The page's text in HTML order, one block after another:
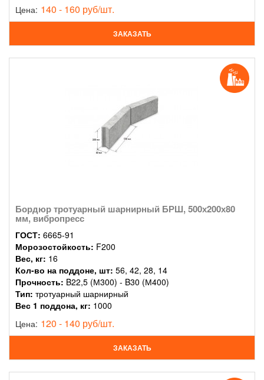
Цена: 140 - 160 руб/шт.
ЗАКАЗАТЬ
Бордюр тротуарный шарнирный БРШ, 500х200х80
мм, вибропресс
ГОСТ: 6665-91
Морозостойкость: F200
Вес, кг: 16
Кол-во на поддоне, шт: 56, 42, 28, 14
Прочность: B22,5 (М300) - B30 (М400)
Тип: тротуарный шарнирный
Вес 1 поддона, кг: 1000
Цена: 120 - 140 руб/шт.
ЗАКАЗАТЬ